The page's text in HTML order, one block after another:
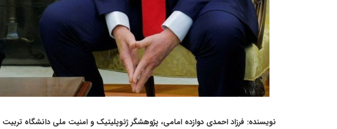
نویسنده: فرزاد احمدی دوازده امامی، پژوهشگر ژئوپلیتیک و امنیت ملی دانشگاه